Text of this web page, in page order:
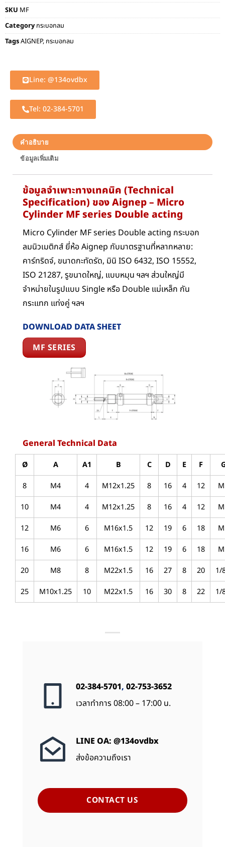
SKU MF
Category กระบอกลม
TagsAIGNEP, กระบอกลม
Line: @134ovdbx
Tel: 02-384-5701
คำอธิบาย
ข้อมูลเพิ่มเติม
ข้อมูลจำเพาะทางเทคนิค (Technical
Specification) ของ Aignep – Micro
Cylinder MF series Double acting
Micro Cylinder MF series Double acting กระบอก
ลมนิวเมติกส์ ยี่ห้อ Aignep กับมาตรฐานที่หลากหลาย:
คาร์ทริดจ์, ขนาดกะทัดรัด, มินิ ISO 6432, ISO 15552,
ISO 21287, รูขนาดใหญ่, แบบหมุน ฯลฯ ส่วนใหญ่มี
จำหน่ายในรูปแบบ Single หรือ Double แม่เหล็ก กัน
กระแทก แท่งคู่ ฯลฯ
DOWNLOAD DATA SHEET
MF SERIES
General Technical Data
Ø A A1 B C D E F
8
M4 4 M12x1.25 8 16 4 12
10
M4 4 M12x1.25 8 16 4 12
12
M6 6 M16x1.5 12 19 6 18
16
M6 6 M16x1.5 12 19 6 18
20
M8 8 M22x1.5 16 27 8 20
1/
25
M10x1.25 10 M22x1.5 16 30 8 22 1/
02-384-5701, 02-753-3652
เวลาทำการ 08:00 – 17:00 น.
LINE OA: @134ovdbx
ส่งข้อความถึงเรา
CONTACT US